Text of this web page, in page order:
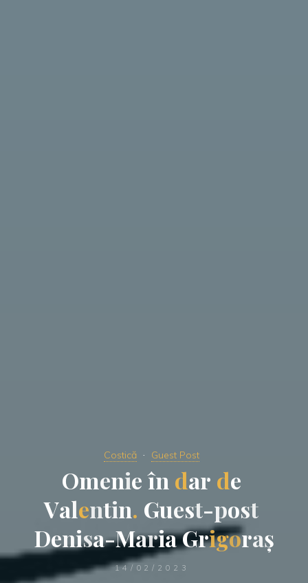
Costică Guest Post
Omenieîn dar de
Valentin. Guest-post
Denisa-MariaGrigoraș
14/02/2023